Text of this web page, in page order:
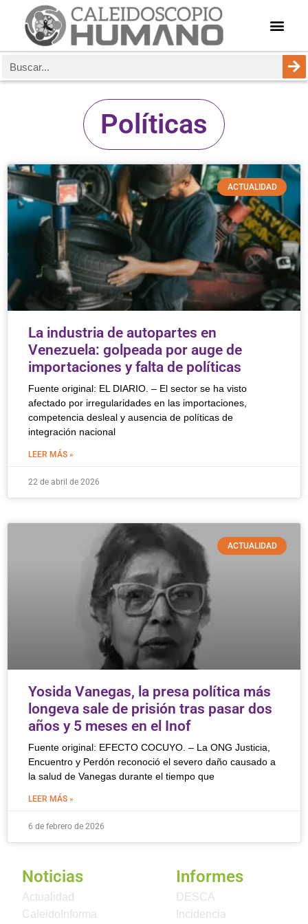
Políticas
ACTUALIDAD
La industria de autopartes en
Venezuela: golpeada por auge de
importaciones y falta de políticas
Fuente original: EL DIARIO. – El sector se ha visto
afectado por irregularidades en las importaciones,
competencia desleal y ausencia de políticas de
integración nacional
LEER MÁS »
22 de abril de 2026
ACTUALIDAD
Yosida Vanegas, la presa política más
longeva sale de prisión tras pasar dos
años y 5 meses en el Inof
Fuente original: EFECTO COCUYO. – La ONG Justicia,
Encuentro y Perdón reconoció el severo daño causado a
la salud de Vanegas durante el tiempo que
LEER MÁS »
6 de febrero de 2026
Noticias
Actualidad
CaleidoInforma
Informes
DESCA
Incidencia